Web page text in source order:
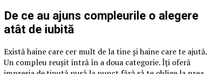
De ce au ajuns compleurile o alegere
atât de iubită
Există haine care cer mult de la tine și haine care te ajută.
Un compleu reușit intră în a doua categorie. Îți oferă